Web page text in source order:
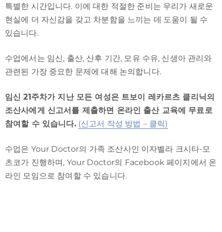
특별한 시간입니다. 이에 대한 적절한 준비는 우리가 새로운
현실에 더 자신감을 갖고 차분함을 느끼는 데 도움이 될 수
있습니다.
수업에서는 임신, 출산, 산후 기간, 모유 수유, 신생아 관리와
관련된 가장 중요한 문제에 대해 논의합니다.
임신 21주차가 지난 모든 여성은 트보이 레카르츠 클리닉의
조산사에게 신고서를 제출하면 온라인 출산 교육에 무료로
참여할 수 있습니다. (신고서 작성 방법 – 클릭)
수업은 Your Doctor의 가족 조산사인 이자벨라 크시타-모
츠코가 진행하며, Your Doctor의 Facebook 페이지에서 온
라인 모임으로 참여할 수 있습니다.